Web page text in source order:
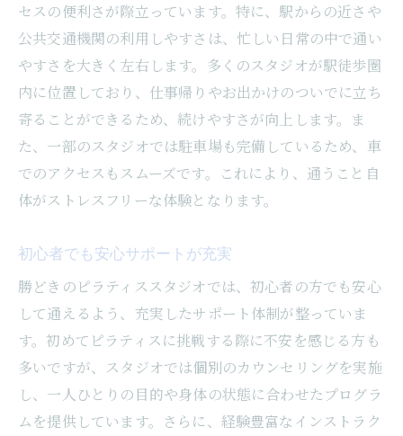
勝どきで見つけた口コミ評価の高いピラティス
スタジオその魅力とは
高評価の理由を口コミから探る
口コミで話題の特別なレッスンプログラム
インストラクターの質が好評な理由
スタジオ内の雰囲気が魅力的なポイント
体験談から見るスタジオの実際の魅力
選ぶ方法
初心者必見勝どきで安心して始められるピラテ
ィススタジオの選び方
初心者におすすめのピラティススタジオの
特徴
体験レッスンを活用して選ぶポイント
初心者に優しいインストラクターのサポー
セスの便利さが際立っています。特に、駅からの近さや
公共交通機関の利用しやすさは、忙しい日常の中で通い
やすさを大きく左右します。多くのスタジオが駅徒歩圏
内に位置しており、仕事帰りやお出かけのついでに立ち
寄ることができるため、続けやすさが向上します。ま
た、一部のスタジオでは駐車場も完備しているため、車
でのアクセスもスムーズです。これにより、通うこと自
体がストレスフリーな体験となります。
初心者でも安心サポートが充実
勝どきのピラティススタジオでは、初心者の方でも安心
して通えるよう、充実したサポート体制が整っていま
す。初めてピラティスに挑戦する際に不安を感じる方も
多いですが、スタジオでは個別のカウンセリングを実施
し、一人ひとりの目的や身体の状態に合わせたプログラ
ムを提供しています。さらに、経験豊富なインストラク